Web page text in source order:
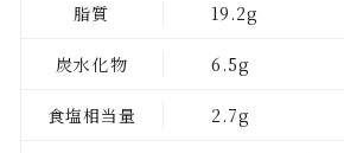
脂質 19.2g
炭水化物 6.5g
食塩相当量 2.7g